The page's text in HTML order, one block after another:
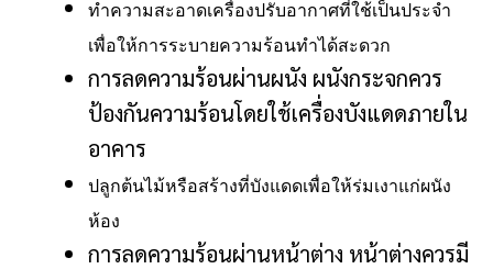
ทำความสะอาดเครื่องปรับอากาศที่ใช้เป็นประจำ
เพื่อให้การระบายความร้อนทำได้สะดวก
การลดความร้อนผ่านผนัง ผนังกระจกควร
ป้องกันความร้อนโดยใช้เครื่องบังแดดภายใน
อาคาร
ปลูกต้นไม้หรือสร้างที่บังแดดเพื่อให้ร่มเงาแก่ผนัง
ห้อง
การลดความร้อนผ่านหน้าต่าง หน้าต่างควรมี